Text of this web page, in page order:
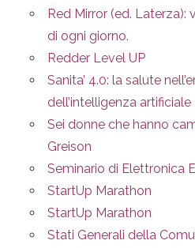
Red Mirror (ed. Laterza):
di ogni giorno.
Redder Level UP
Sanita’ 4.0: la salute
dell’intelligenza artificiale
Sei donne che hanno
Greison
Seminario di Elettronica
StartUp Marathon
StartUp Marathon
Stati Generali della